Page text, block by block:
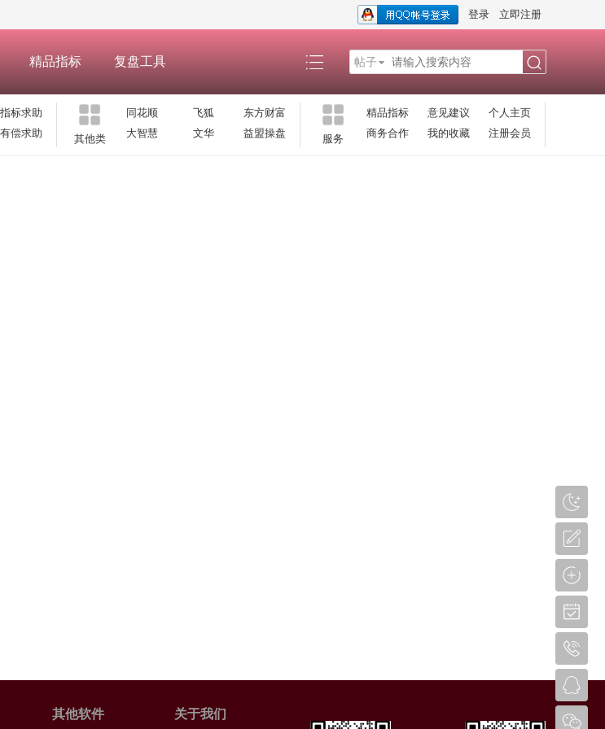
登录 立即注册
精品指标 复盘工具 帖子
指标求助
有偿求助 其他类
同花顺 飞狐
东方财富
大智慧
文华 益盟操盘 服务
精品指标 意见建议
个人主页
商务合作
我的收藏 注册会员
其他软件 关于我们